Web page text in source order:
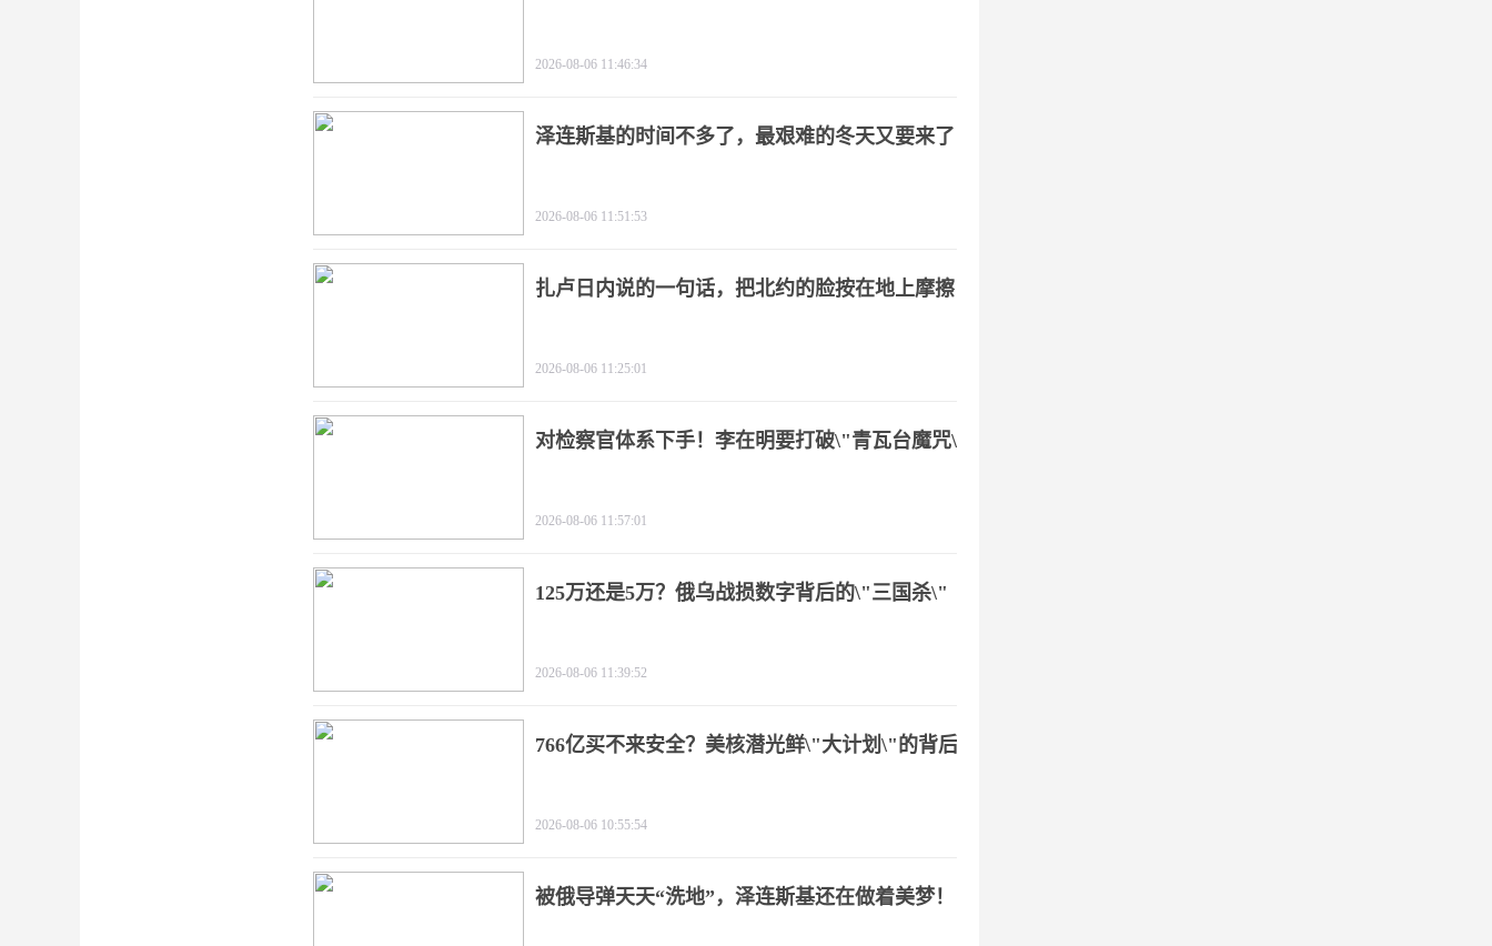
2026-08-06 11:46:34
泽连斯基的时间不多了，最艰难的冬天又要来了
2026-08-06 11:51:53
扎卢日内说的一句话，把北约的脸按在地上摩擦
2026-08-06 11:25:01
对检察官体系下手！李在明要打破\"青瓦台魔咒\"
2026-08-06 11:57:01
125万还是5万？俄乌战损数字背后的\"三国杀\"
2026-08-06 11:39:52
766亿买不来安全？美核潜光鲜\"大计划\"的背后
2026-08-06 10:55:54
被俄导弹天天“洗地”，泽连斯基还在做着美梦！